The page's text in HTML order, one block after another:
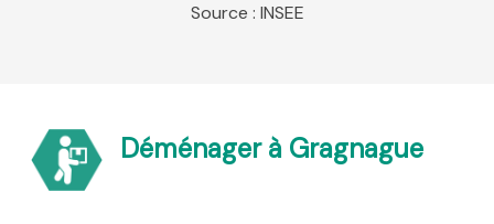
Source : INSEE
Déménager à Gragnague